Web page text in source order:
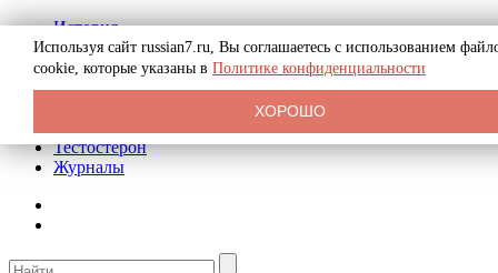
История
Биография
Криминал
Реклама на сайте
Тестостерон
Журналы
Используя сайт russian7.ru, Вы соглашаетесь с использованием
cookie, которые указаны в Политике конфиденциальности
ХОРОШО